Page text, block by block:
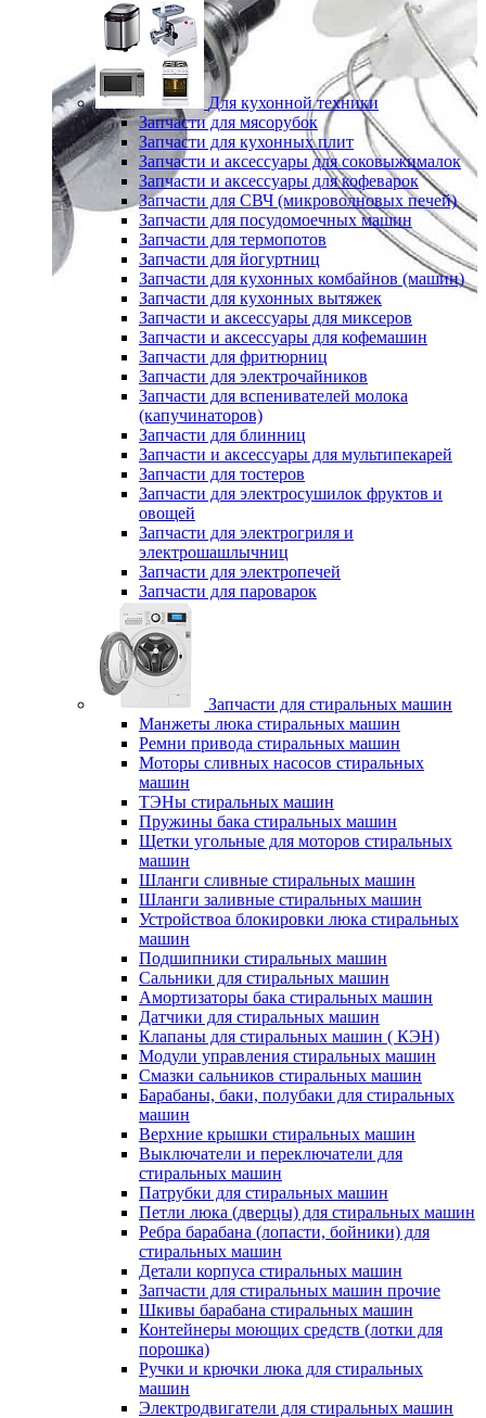
Для кухонной техники
Запчасти для мясорубок
Запчасти для кухонных плит
Запчасти и аксессуары для соковыжималок
Запчасти и аксессуары для кофеварок
Запчасти для СВЧ (микроволновых печей)
Запчасти для посудомоечных машин
Запчасти для термопотов
Запчасти для йогуртниц
Запчасти для кухонных комбайнов (машин)
Запчасти для кухонных вытяжек
Запчасти и аксессуары для миксеров
Запчасти и аксессуары для кофемашин
Запчасти для фритюрниц
Запчасти для электрочайников
Запчасти для вспенивателей молока
(капучинаторов)
Запчасти для блинниц
Запчасти и аксессуары для мультипекарей
Запчасти для тостеров
Запчасти для электросушилок фруктов и
овощей
Запчасти для электрогриля и
электрошашлычниц
Запчасти для электропечей
Запчасти для пароварок
Запчасти для стиральных машин
Манжеты люка стиральных машин
Ремни привода стиральных машин
Моторы сливных насосов стиральных
машин
ТЭНы стиральных машин
Пружины бака стиральных машин
Щетки угольные для моторов стиральных
машин
Шланги сливные стиральных машин
Шланги заливные стиральных машин
Устройствоа блокировки люка стиральных
машин
Подшипники стиральных машин
Сальники для стиральных машин
Амортизаторы бака стиральных машин
Датчики для стиральных машин
Клапаны для стиральных машин ( КЭН)
Модули управления стиральных машин
Смазки сальников стиральных машин
Барабаны, баки, полубаки для стиральных
машин
Верхние крышки стиральных машин
Выключатели и переключатели для
стиральных машин
Патрубки для стиральных машин
Петли люка (дверцы) для стиральных машин
Ребра барабана (лопасти, бойники) для
стиральных машин
Детали корпуса стиральных машин
Запчасти для стиральных машин прочие
Шкивы барабана стиральных машин
Контейнеры моющих средств (лотки для
порошка)
Ручки и крючки люка для стиральных
машин
Электродвигатели для стиральных машин